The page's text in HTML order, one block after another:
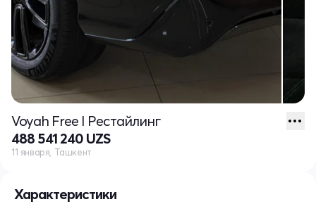
Характеристики
Voyah Free I Рестайлинг
488 541 240 UZS
11 января, Ташкент